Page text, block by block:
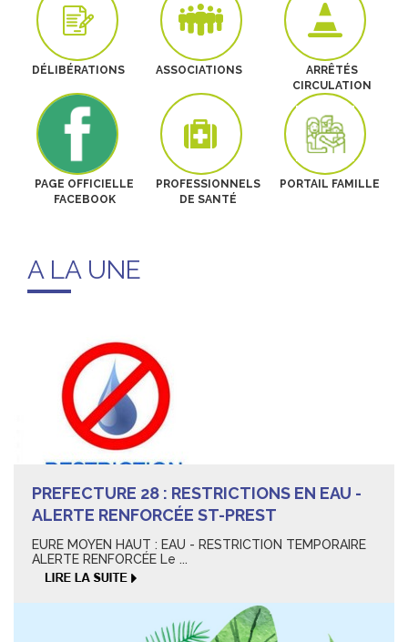
DÉLIBÉRATIONS ASSOCIATIONS
ARRÊTÉS
CIRCULATION
PAGE OFFICIELLE
FACEBOOK
PROFESSIONNELS
DE SANTÉ
PORTAIL FAMILLE
A LA UNE
PREFECTURE 28 : RESTRICTIONS EN EAU -
ALERTE RENFORCÉE ST-PREST
EURE MOYEN HAUT : EAU - RESTRICTION TEMPORAIRE
ALERTE RENFORCÉE Le ...